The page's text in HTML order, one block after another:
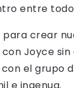
entre
crear
Joyce
el grupo